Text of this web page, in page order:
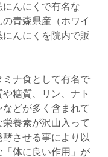
んにくで有名な
の青森県産（ホワイ
にんにくを院内で販
ナ食として有名で
糖質、リン、ナト
などが多く含まれて
養素が沢山入って
させる事により以
体に良い作用」が